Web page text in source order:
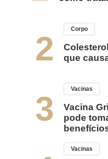
2
Corpo
que
3
Vacinas
Vacina
pode
Vacinas